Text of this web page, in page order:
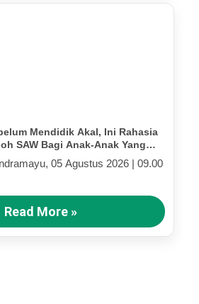
Mendidik Akal, Ini Rahasia
SAW Bagi Anak-Anak Yang
05 Agustus 2026 | 09.00
Read More »